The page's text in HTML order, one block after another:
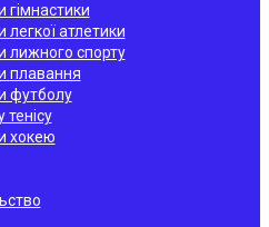
гімнастики
легкої атлетики
лижного спорту
плавання
футболу
тенісу
хокею